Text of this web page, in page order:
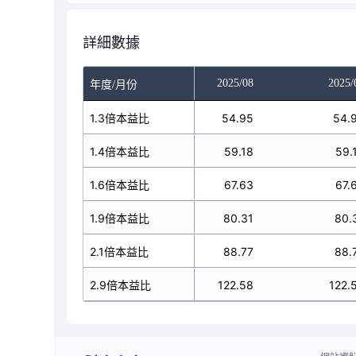
詳細數據
年度/月份
2025/07 2025/08 2025/
1.3倍本益比
1.4倍本益比
1.6倍本益比
1.9倍本益比
2.1倍本益比
2.9倍本益比
54.95 54.95
59.18 59.18
67.63 67.63
80.31 80.31
88.77 88.77
122.58 122.58